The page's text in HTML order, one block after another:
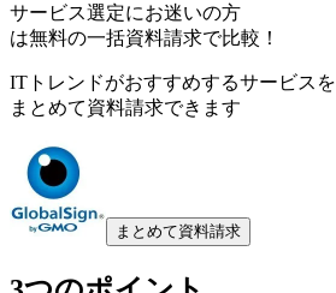
サービス選定にお迷いの方
は無料の一括資料請求で比較！
ITトレンドがおすすめするサービスを
まとめて資料請求できます
まとめて資料請求